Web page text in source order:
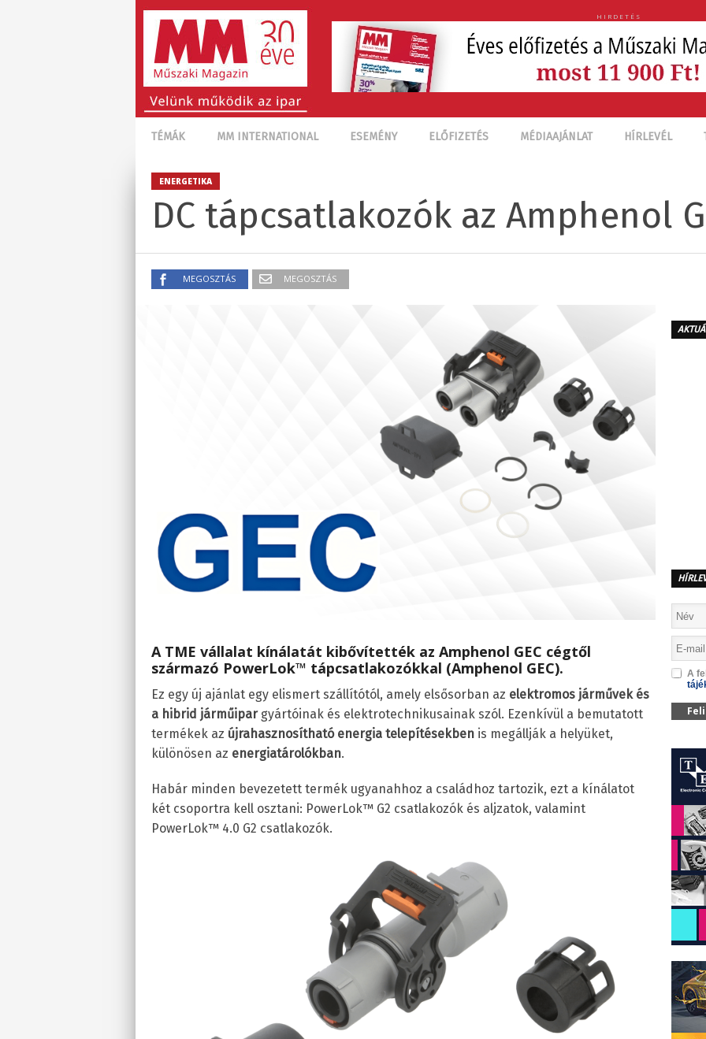
HIRDETÉS
TÉMÁK MM INTERNATIONAL ESEMÉNY ELŐFIZETÉS MÉDIAAJÁNLAT HÍRLEVÉL
ENERGETIKA
DC tápcsatlakozók az Amphenol
MEGOSZTÁS MEGOSZTÁS
A TME vállalat kínálatát kibővítették az Amphenol GEC cégtől
származó PowerLok™ tápcsatlakozókkal (Amphenol GEC).
Ez egy új ajánlat egy elismert szállítótól, amely elsősorban az elektromos járművek és
a hibrid járműipargyártóinak és elektrotechnikusainak szól. Ezenkívül a bemutatott
termékek az újrahasznosítható energia telepítésekben is megállják a helyüket,
különösen az energiatárolókban.
Habár minden bevezetett termék ugyanahhoz a családhoz tartozik, ezt a kínálatot
két csoportra kell osztani: PowerLok™ G2 csatlakozók és aljzatok, valamint
PowerLok™ 4.0 G2 csatlakozók.
A